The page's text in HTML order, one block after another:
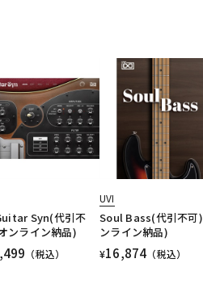
Syn(代引不
ンライン納品)
（税込）
UVI
Soul Bass(代引不可
ンライン納品)
¥16,874（税込）